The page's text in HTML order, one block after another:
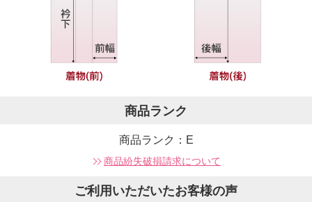
商品ランク
商品ランク：E
商品紛失破損請求について
ご利用いただいたお客様の声